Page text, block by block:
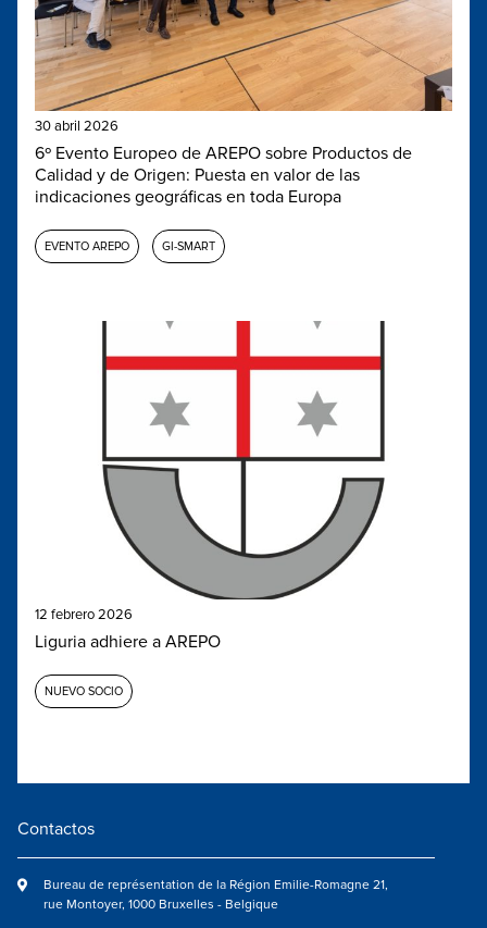
30 abril 2026
6º Evento Europeo de AREPO sobre Productos de
Calidad y de Origen: Puesta en valor de las
indicaciones geográficas en toda Europa
EVENTO AREPO GI-SMART
12 febrero 2026
Liguria adhiere a AREPO
NUEVO SOCIO
Contactos
Bureau de représentation de la Région Emilie-Romagne 21,
rue Montoyer, 1000 Bruxelles - Belgique